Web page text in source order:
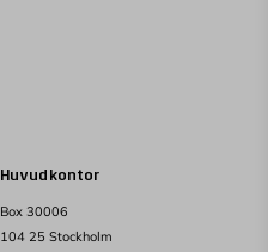
Huvudkontor
Box 30006
104 25 Stockholm